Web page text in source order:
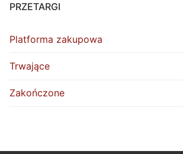
PRZETARGI
Platforma zakupowa
Trwające
Zakończone